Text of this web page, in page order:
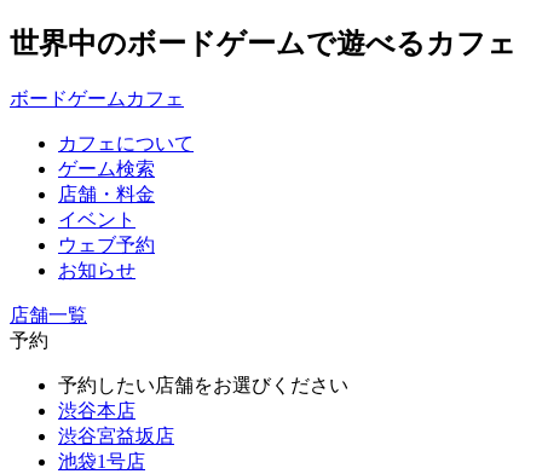
世界中のボードゲームで遊べるカフェ
ボードゲームカフェ
カフェについて
ゲーム検索
店舗・料金
イベント
ウェブ予約
お知らせ
店舗一覧
予約
予約したい店舗をお選びください
渋谷本店
渋谷宮益坂店
池袋1号店